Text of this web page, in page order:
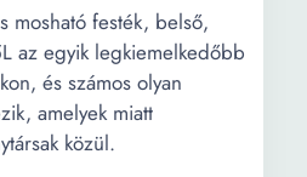
mosható festék, belső,
az egyik legkiemelkedőbb
és számos olyan
amelyek miatt
közül.